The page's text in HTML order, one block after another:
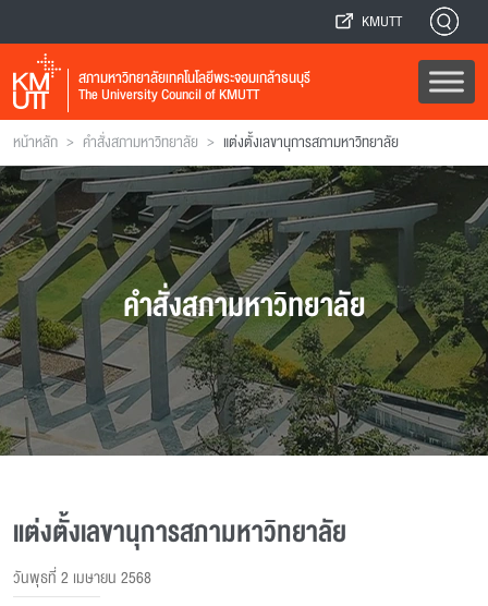
KMUTT
สภามหาวิทยาลัยเทคโนโลยีพระจอมเกล้าธนบุรี
The University Council of KMUTT
หน้าหลัก > คำสั่งสภามหาวิทยาลัย > แต่งตั้งเลขานุการสภามหาวิทยาลัย
คำสั่งสภามหาวิทยาลัย
แต่งตั้งเลขานุการสภามหาวิทยาลัย
วันพุธที่ 2 เมษายน 2568